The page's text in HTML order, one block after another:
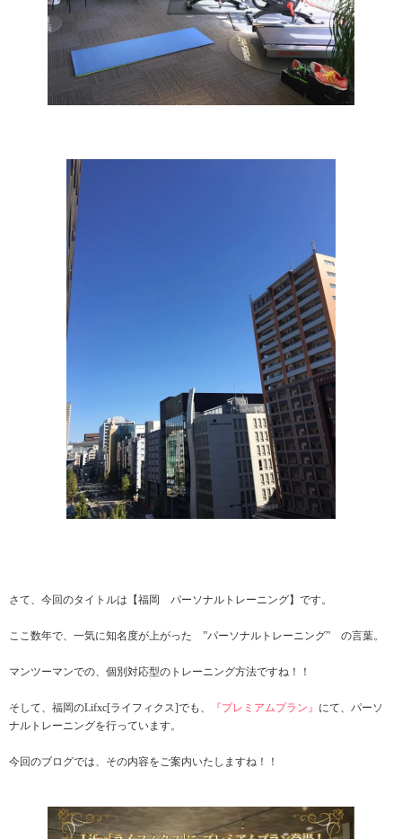
さて、今回のタイトルは【福岡 パーソナルトレーニング】です。
ここ数年で、一気に知名度が上がった ”パーソナルトレーニング” の言葉。
マンツーマンでの、個別対応型のトレーニング方法ですね！！
そして、福岡のLifxc[ライフィクス]でも、 『プレミアムプラン』 にて、パーソ
ナルトレーニングを行っています。
今回のブログでは、その内容をご案内いたしますね！！